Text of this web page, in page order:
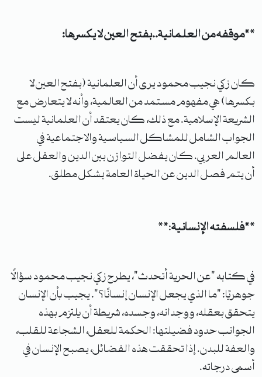
**موقفه من العلمانية..بفتح العين لا يكسرها:
كان زكي نجيب محمود يرى أن العلمانية (بفتح العين لا
بكسرها) هي مفهوم مستمد من العالمية، وأنه لا يتعارض مع
الشريعة الإسلامية. مع ذلك، كان يعتقد أن العلمانية ليست
الجواب الشامل للمشاكل السياسية والاجتماعية في
العالم العربي. كان يفضل التوازن بين الدين والعقل على
أن يتم فصل الدين عن الحياة العامة بشكل مطلق.
**فلسفته الإنسانية:**
في كتابه "عن الحرية أتحدث"، يطرح زكي نجيب محمود سؤالًا
جوهريًا: "ما الذي يجعل الإنسان إنسانًا؟". يجيب بأن الإنسان
يتحقق بعقله، ووجدانه، وجسده، شريطة أن يلتزم بهذه
الجوانب حدود فضيلتها: الحكمة للعقل، الشجاعة للقلب،
والعفة للبدن. إذا تحققت هذه الفضائل، يصبح الإنسان في
أسمى درجاته.